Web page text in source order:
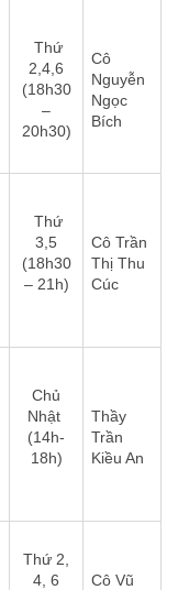
Thứ
2,4,6
(18h30
–
20h30)
Cô
Nguyễn
Ngọc
Bích
Thứ
3,5
(18h30
– 21h)
Cô Trần
Thị Thu
Cúc
Chủ
Nhật
(14h-
18h)
Thầy
Trần
Kiều An
Thứ 2,
4, 6
Cô Vũ